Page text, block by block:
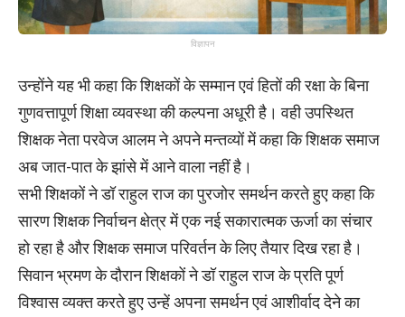
विज्ञापन
उन्होंने यह भी कहा कि शिक्षकों के सम्मान एवं हितों की रक्षा के बिना
गुणवत्तापूर्ण शिक्षा व्यवस्था की कल्पना अधूरी है। वही उपस्थित
शिक्षक नेता परवेज आलम ने अपने मन्तव्यों में कहा कि शिक्षक समाज
अब जात-पात के झांसे में आने वाला नहीं है।
सभी शिक्षकों ने डॉ राहुल राज का पुरजोर समर्थन करते हुए कहा कि
सारण शिक्षक निर्वाचन क्षेत्र में एक नई सकारात्मक ऊर्जा का संचार
हो रहा है और शिक्षक समाज परिवर्तन के लिए तैयार दिख रहा है।
सिवान भ्रमण के दौरान शिक्षकों ने डॉ राहुल राज के प्रति पूर्ण
विश्वास व्यक्त करते हुए उन्हें अपना समर्थन एवं आशीर्वाद देने का